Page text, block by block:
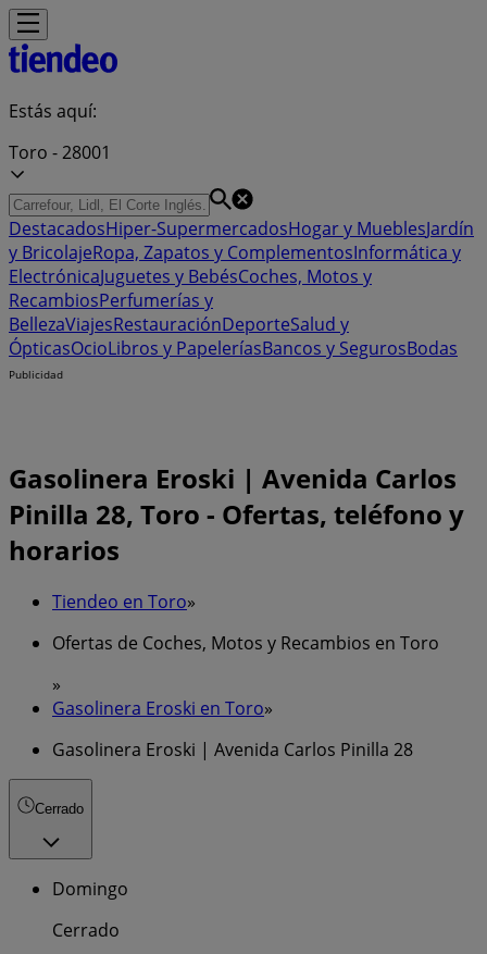
Estás aquí:
Toro - 28001
DestacadosHiper-SupermercadosHogar y MueblesJardín
y BricolajeRopa, Zapatos y ComplementosInformática y
ElectrónicaJuguetes y BebésCoches, Motos y
RecambiosPerfumerías y
BellezaViajesRestauraciónDeporteSalud y
ÓpticasOcioLibros y PapeleríasBancos y SegurosBodas
Publicidad
Gasolinera Eroski | Avenida Carlos
Pinilla 28, Toro - Ofertas, teléfono y
horarios
Tiendeo en Toro»
Ofertas de Coches, Motos y Recambios en Toro
»
Gasolinera Eroski en Toro»
Gasolinera Eroski | Avenida Carlos Pinilla 28
Cerrado
Domingo
Cerrado